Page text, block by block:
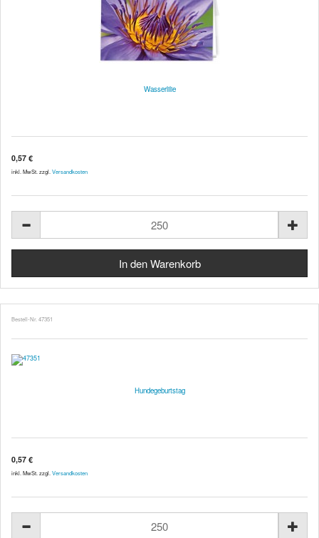
Wasserlilie
0,57 €
inkl. MwSt. zzgl. Versandkosten
Bestell-Nr. 47351
Hundegeburtstag
0,57 €
inkl. MwSt. zzgl. Versandkosten